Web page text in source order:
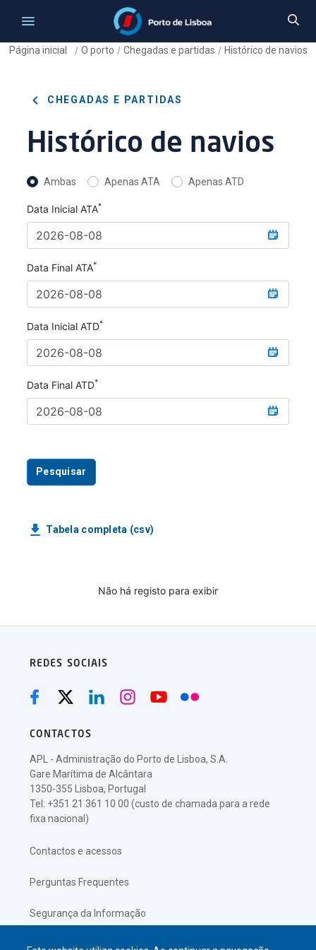
Página inicial / O porto / Chegadas e partidas / Histórico de navios
CHEGADAS E PARTIDAS
Histórico de navios
Ambas Apenas ATA Apenas ATD
Data Inicial ATA*
Data Final ATA*
Data Inicial ATD*
Data Final ATD*
Pesquisar
Tabela completa (csv)
Não há registo para exibir
REDES SOCIAIS
CONTACTOS
APL - Administração do Porto de Lisboa, S.A.
Gare Marítima de Alcântara
1350-355 Lisboa, Portugal
Tel: +351 21 361 10 00 (custo de chamada para a rede
fixa nacional)
Contactos e acessos
Perguntas Frequentes
Segurança da Informação
Política de Privacidade